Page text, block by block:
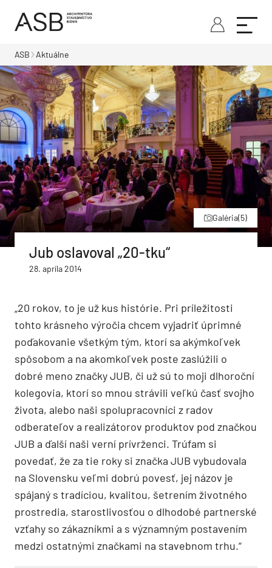
ASB Aktuálne
Galéria(5)
Jub oslavoval „20-tku“
28. apríla 2014
„20 rokov, to je už kus histórie. Pri príležitosti
tohto krásneho výročia chcem vyjadriť úprimné
poďakovanie všetkým tým, ktorí sa akýmkoľvek
spôsobom a na akomkoľvek poste zaslúžili o
dobré meno značky JUB, či už sú to moji dlhoroční
kolegovia, ktorí so mnou strávili veľkú časť svojho
života, alebo naši spolupracovníci z radov
odberateľov a realizátorov produktov pod značkou
JUB a ďalší naši verní prívrženci. Trúfam si
povedať, že za tie roky si značka JUB vybudovala
na Slovensku veľmi dobrú povesť, jej názov je
spájaný s tradíciou, kvalitou, šetrením životného
prostredia, starostlivosťou o dlhodobé partnerské
vzťahy so zákazníkmi a s významným postavením
medzi ostatnými značkami na stavebnom trhu.“